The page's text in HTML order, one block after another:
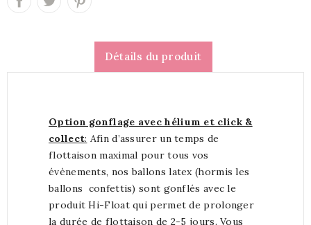
Détails du produit
Option gonflage avec hélium et click &
collect: Afin d’assurer un temps de
flottaison maximal pour tous vos
évènements, nos ballons latex (hormis les
ballons confettis) sont gonflés avec le
produit Hi-Float qui permet de prolonger
la durée de flottaison de 2-5 jours. Vous